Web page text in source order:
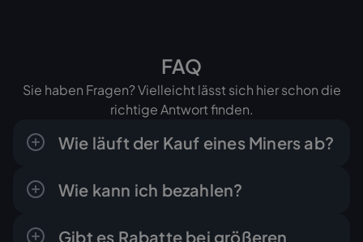
FAQ
Sie haben Fragen? Vielleicht lässt sich hier schon die
richtige Antwort finden.
Wie läuft der Kauf eines Miners ab?
erledigt: Sie fragen das gewünschte Gerät
Angebot mit Endpreis, und sobald Sie es
Wie kann ich bezahlen?
Gibt es Rabatte bei größeren